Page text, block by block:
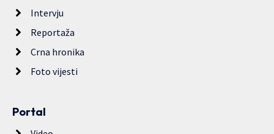
Intervju
Reportaža
Crna hronika
Foto vijesti
Portal